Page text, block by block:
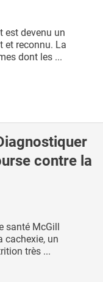
est devenu un
et reconnu. La
dont les ...
contre la
santé McGill
cachexie, un
très ...